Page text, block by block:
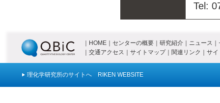
Tel:
HOME｜ センターの概要｜ 研究紹介｜ ニュース
交通アクセス サイトマップ｜ 関連リンク サイ
理化学研究所のサイトへ RIKEN WEBSITE